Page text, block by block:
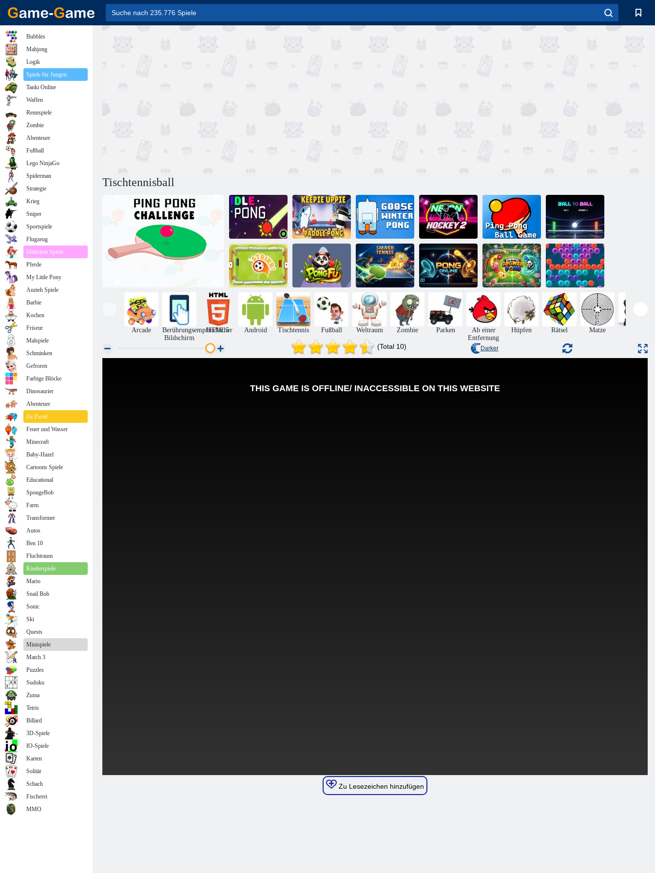
Tischtennisball
Leerlaufpong
Keepie Uppie
Paddle Pong
Gänsewinter-
Pong
Neon Hockey 2 Tischtennisballspiel Ball zu Ball
Strikr!
Tennis
zerschlagen
Pong Online Tierpfoten-Pong
Bubble Shooter
Arcade
Berührungsempfindlicher
Bildschirm
HTML5 Android Tischtennis Fußball Weltraum Zombie Parken
Ab einer
Entfernung
Hüpfen Rätsel Matze
(Total 10) Darker
Zu Lesezeichen hinzufügen
Bubbles
Mahjong
Logik
Spiele für Jungen
Tanki Online
Waffen
Rennspiele
Zombie
Abenteuer
Fußball
Lego NinjaGo
Spiderman
Strategie
Krieg
Sniper
Sportspiele
Flugzeug
Mädchen Spiele
Pferde
My Little Pony
Anzieh Spiele
Barbie
Kochen
Friseur
Malspiele
Schminken
Gefroren
Farbige Blöcke
Dinosaurier
Abenteuer
Zu Zweit
Feuer und Wasser
Minecraft
Baby-Hazel
Cartoons Spiele
Educational
SpongeBob
Farm
Transformer
Autos
Ben 10
Fluchtraum
Kinderspiele
Mario
Snail Bob
Sonic
Ski
Quests
Minispiele
Match 3
Puzzles
Sudoku
Zuma
Tetris
Billard
3D-Spiele
IO-Spiele
Karten
Solitär
Schach
Fischerei
MMO